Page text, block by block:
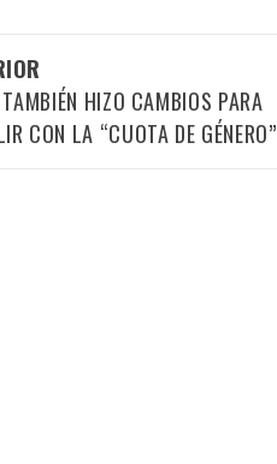
HIZO CAMBIOS PARA
CON LA “CUOTA DE GÉNERO”